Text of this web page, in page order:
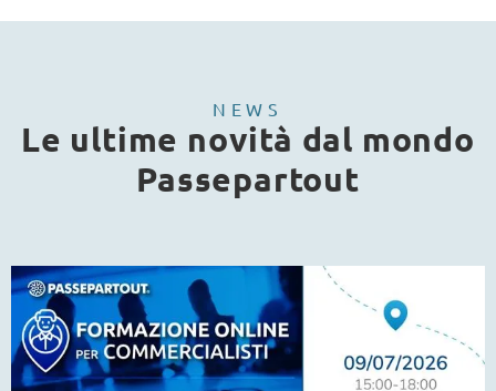
NEWS
Le ultime novità dal mondo
Passepartout